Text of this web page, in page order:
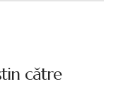
către